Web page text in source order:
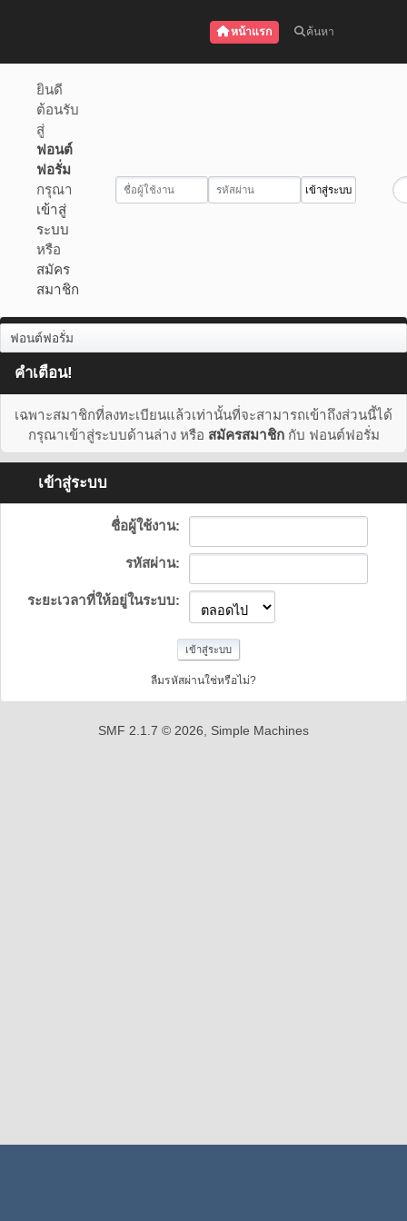
หน้าแรก ค้นหา
ยินดี
ต้อนรับ
สู่
ฟอนต์
ฟอรั่ม
กรุณา
เข้าสู่
ระบบ
หรือ
สมัคร
สมาชิก
ฟอนต์ฟอรั่ม
คำเตือน!
เฉพาะสมาชิกที่ลงทะเบียนแล้วเท่านั้นที่จะสามารถเข้าถึงส่วนนี้ได้
กรุณาเข้าสู่ระบบด้านล่าง หรือ สมัครสมาชิกกับ ฟอนต์ฟอรั่ม
เข้าสู่ระบบ
ชื่อผู้ใช้งาน:
รหัสผ่าน:
ระยะเวลาที่ให้อยู่ในระบบ:
ลืมรหัสผ่านใช่หรือไม่?
SMF 2.1.7 © 2026, Simple Machines